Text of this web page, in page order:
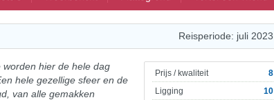
Reisperiode: juli 2023
Prijs / kwaliteit
8
Ligging
10
hier de hele dag
hele gezellige sfeer en de
van alle gemakken